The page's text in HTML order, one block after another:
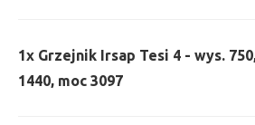
1x Grzejnik Irsap Tesi 4 - wys.
1440, moc 3097